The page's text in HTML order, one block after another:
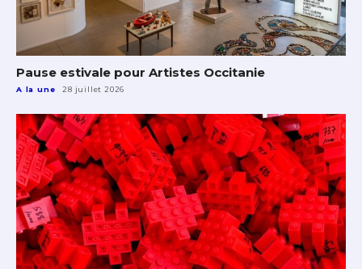
Pause estivale pour Artistes Occitanie
A la une 28 juillet 2026